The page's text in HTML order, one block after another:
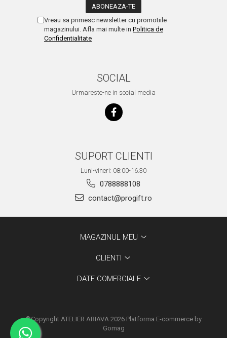
Vreau sa primesc newsletter cu promotiile
magazinului. Afla mai multe in Politica de
Confidentialitate
SOCIAL
Urmareste-ne in social media
SUPORT CLIENTI
Luni-vineri: 08:00-16.30
0788888108
contact@progift.ro
MAGAZINUL MEU
CLIENTI
DATE COMERCIALE
©Copyright ATELIER ARIAVA 2026 Platforma E-commerce by
Gomag